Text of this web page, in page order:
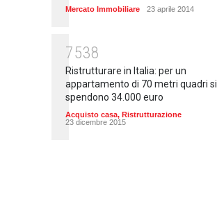
Mercato Immobiliare 23 aprile 2014
7538
Ristrutturare in Italia: per un
appartamento di 70 metri quadri si
spendono 34.000 euro
Acquisto casa, Ristrutturazione
23 dicembre 2015